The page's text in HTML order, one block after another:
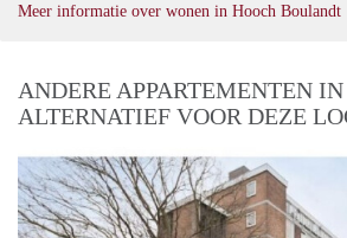
Meer informatie over wonen in Hooch Boulandt
ANDERE APPARTEMENTEN IN
ALTERNATIEF VOOR DEZE